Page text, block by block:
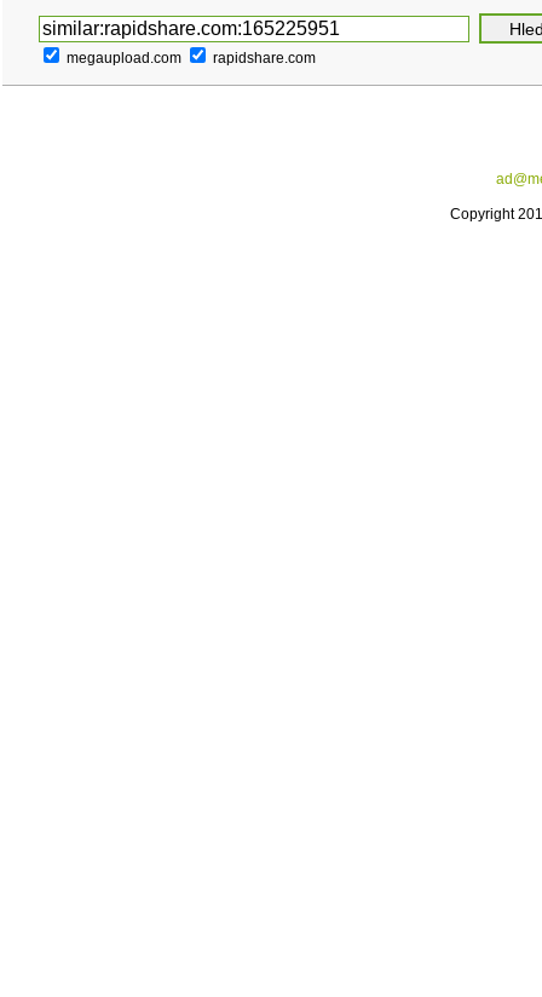
megaupload.com rapidshare.com
Copyright